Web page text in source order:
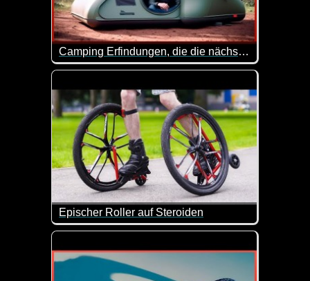
Camping Erfindungen, die die nächste Stufe sind 8
Ordentliches Equipment ist immer das A und O.
Epischer Roller auf Steroiden
Mal eben die Rollerskates mit größeren Reifen